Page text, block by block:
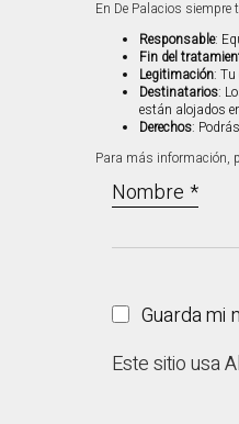
En De Palacios
Responsable:
Fin del
Legitimación:
Destinatarios:
están alojados
Derechos:
Para más información,
Nombre *
Guarda mi
Este sitio usa